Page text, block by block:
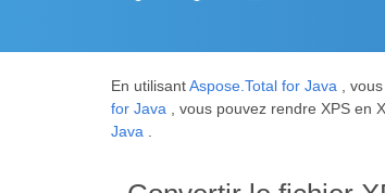
En utilisantAspose.Total for Java ,
for Java , vous pouvez rendre XPS en
Java